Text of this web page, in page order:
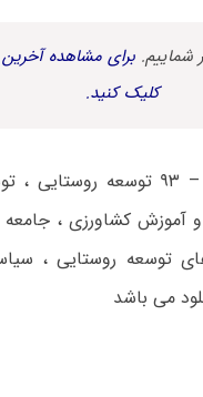
شماییم. برای مشاهده آخرین
کلیک کنید.
دفترچه سوالات تخصصی آزمون
آموزش کشاورزی ،
توسعه روستایی ،
می باشد